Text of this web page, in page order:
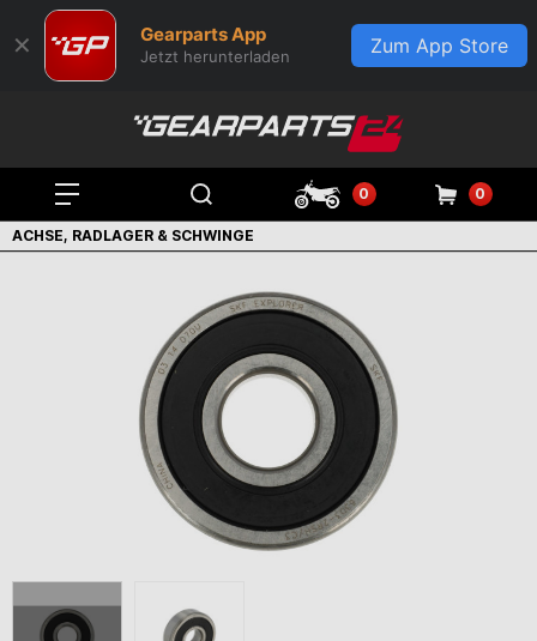
✕ Gearparts App
Jetzt herunterladen Zum App Store
0 0
ACHSE, RADLAGER & SCHWINGE